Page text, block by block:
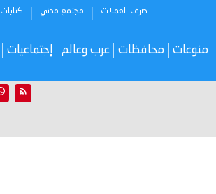
صرف العملات مجتمع مدني كتابات
منوعات محافظات عرب وعالم إجتماعيات